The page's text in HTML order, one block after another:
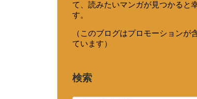
て、読みたいマンガが見つかると
す。
（このブログはプロモーションが
ています）
検索